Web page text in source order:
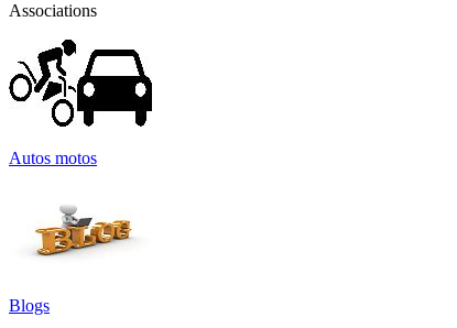
Associations
Autos motos
Blogs